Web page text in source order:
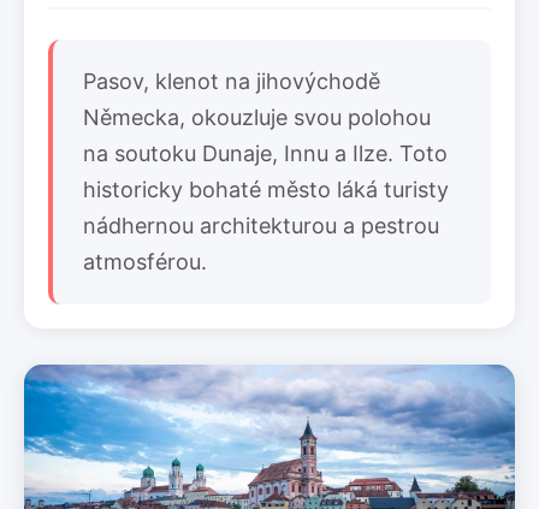
Pasov, klenot na jihovýchodě
Německa, okouzluje svou polohou
na soutoku Dunaje, Innu a Ilze. Toto
historicky bohaté město láká turisty
nádhernou architekturou a pestrou
atmosférou.